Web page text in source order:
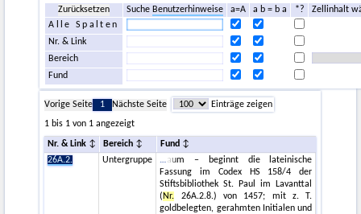
Zurücksetzen Suche Benutzerhinweise a=A a b = b a *?
Zellinhalt
Alle Spalten
Nr. & Link
Bereich
Fund
Vorige Seite 1 Nächste Seite
Einträge zeigen
1 bis 1 von 1 angezeigt
Nr. & Link Bereich
Fund
26A.2.
Untergruppe
aum – beginnt die lateinische
Fassung im Codex HS 158/4 der
Stiftsbibliothek St. Paul im Lavanttal
(Nr. 26A.2.8.) von 1457; mit z. T.
goldbelegten, gerahmten Initialen und